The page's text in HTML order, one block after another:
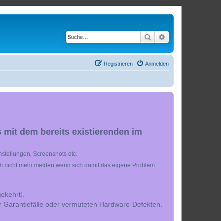
Suche
Anmelden
Registrieren
mit dem bereits existierenden im
Screenshots etc.
nicht mehr melden wenn sich damit das eigene Problem
oder vermuteten Hardware-Defekten.